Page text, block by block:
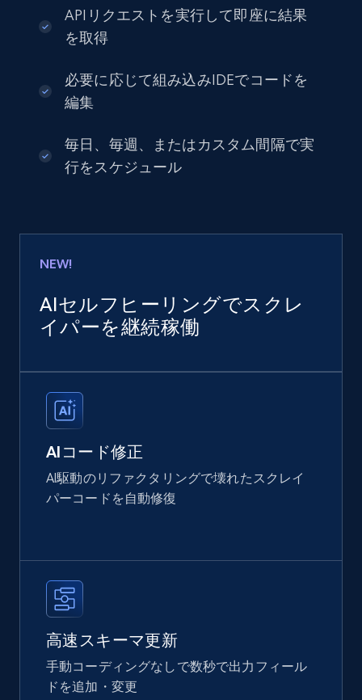
APIリクエストを実行して即座に結果
を取得
必要に応じて組み込みIDEでコードを
編集
毎日、毎週、またはカスタム間隔で実
行をスケジュール
NEW!
AIセルフヒーリングでスクレ
イパーを継続稼働
AIコード修正
AI駆動のリファクタリングで壊れたスクレイ
パーコードを自動修復
高速スキーマ更新
手動コーディングなしで数秒で出力フィール
ドを追加・変更